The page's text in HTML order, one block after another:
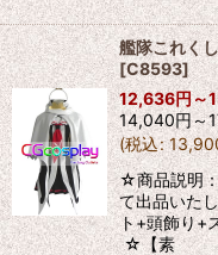
艦隊これ
[C8593]
12,636円～
14,040円～
(税込:
☆商品説明
て出品いた
ト+頭飾り+
☆【素 材